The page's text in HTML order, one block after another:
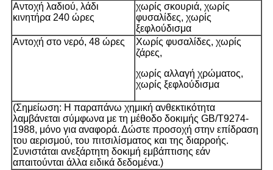
Αντοχή λαδιού, λάδι
κινητήρα 240 ώρες
χωρίς σκουριά, χωρίς
φυσαλίδες, χωρίς
ξεφλούδισμα
Αντοχή στο νερό, 48 ώρες
Χωρίς φυσαλίδες, χωρίς
ζάρες,
χωρίς αλλαγή χρώματος,
χωρίς ξεφλούδισμα
(Σημείωση: Η παραπάνω χημική ανθεκτικότητα
λαμβάνεται σύμφωνα με τη μέθοδο δοκιμής GB/T9274-
1988, μόνο για αναφορά. Δώστε προσοχή στην επίδραση
του αερισμού, του πιτσιλίσματος και της διαρροής.
Συνιστάται ανεξάρτητη δοκιμή εμβάπτισης εάν
απαιτούνται άλλα ειδικά δεδομένα.)